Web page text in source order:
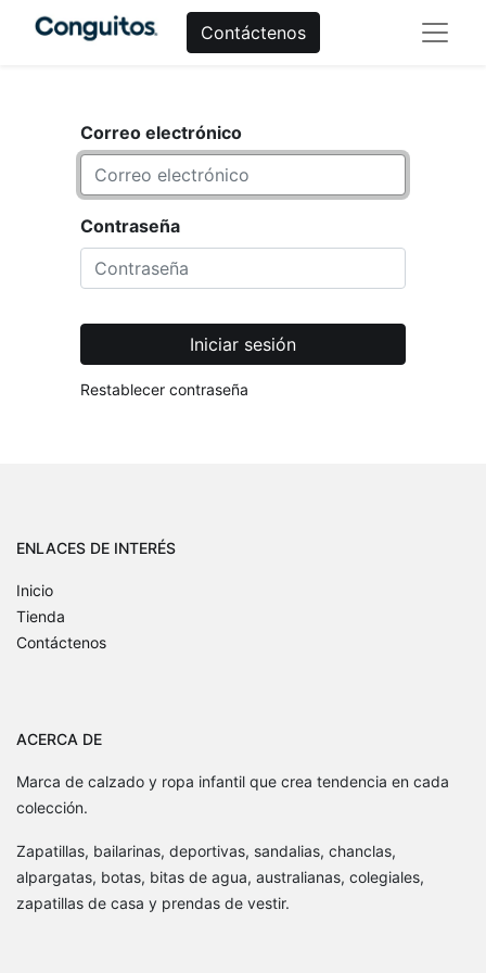
Contáctenos
Correo electrónico
Contraseña
Iniciar sesión
Restablecer contraseña
ENLACES DE INTERÉS
Inicio
Tienda
Contáctenos
ACERCA DE
Marca de calzado y ropa infantil que crea tendencia en cada
colección.
Zapatillas, bailarinas, deportivas, sandalias, chanclas,
alpargatas, botas, bitas de agua, australianas, colegiales,
zapatillas de casa y prendas de vestir.